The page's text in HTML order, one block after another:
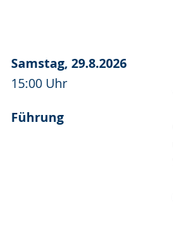
Samstag, 29.8.2026
15:00 Uhr
Führung